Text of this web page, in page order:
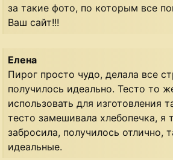
за такие фото, по которым все
Ваш сайт!!!
Елена
Пирог просто чудо, делала все
получилось идеально. Тесто то
использовать для изготовления
тесто замешивала хлебопечка, я
забросила, получилось отлично,
идеальные.